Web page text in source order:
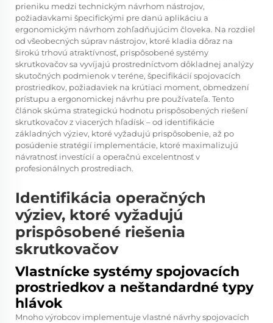
prieniku medzi technickým návrhom nástrojov,
požiadavkami špecifickými pre danú aplikáciu a
ergonomickým návrhom zohľadňujúcim človeka. Na rozdiel
od všeobecných súprav nástrojov, ktoré kladia dôraz na
širokú trhovú atraktívnosť, prispôsobené systémy
skrutkovačov sa vyvíjajú prostredníctvom dôkladnej analýzy
skutočných podmienok v teréne, špecifikácií spojovacích
prostriedkov, požiadaviek na krútiaci moment, obmedzení
prístupu a ergonomickej návrhu pre používateľa. Tento
článok skúma strategickú hodnotu prispôsobených riešení
skrutkovačov z viacerých hľadísk – od identifikácie
základných výziev, ktoré vyžadujú prispôsobenie, až po
posúdenie stratégií implementácie, ktoré maximalizujú
návratnosť investícií a operačnú excelentnosť v
profesionálnych prostrediach.
Identifikácia operačných
výziev, ktoré vyžadujú
prispôsobené riešenia
skrutkovačov
Vlastnícke systémy spojovacích
prostriedkov a neštandardné typy
hlávok
Mnoho výrobcov implementuje vlastné návrhy spojovacích